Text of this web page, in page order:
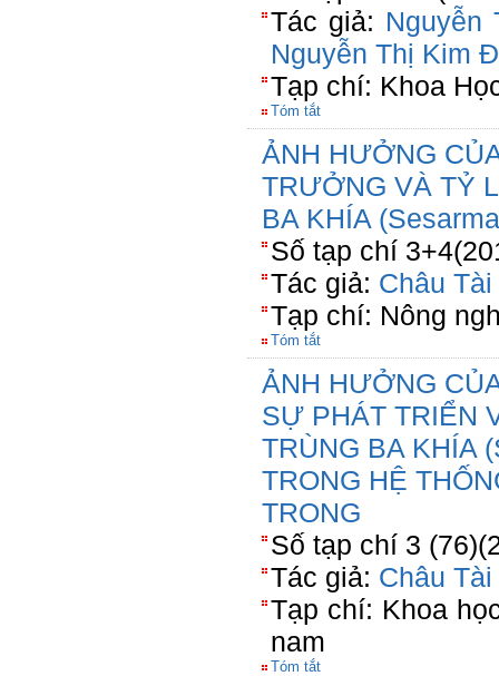
Tác giả: Nguyễn
Nguyễn Thị Kim
Tạp chí: Khoa
Tóm tắt
ẢNH HƯỞNG
TRƯỞNG VÀ TỶ
BA KHÍA
Số tạp chí
Tác giả: Châu Tài
Tạp chí: Nông
Tóm tắt
ẢNH HƯỞNG
SỰ PHÁT TRIỂN
TRÙNG BA KHÍA
TRONG HỆ
TRONG
Số tạp chí 3
Tác giả: Châu Tài
Tạp chí: Khoa
nam
Tóm tắt